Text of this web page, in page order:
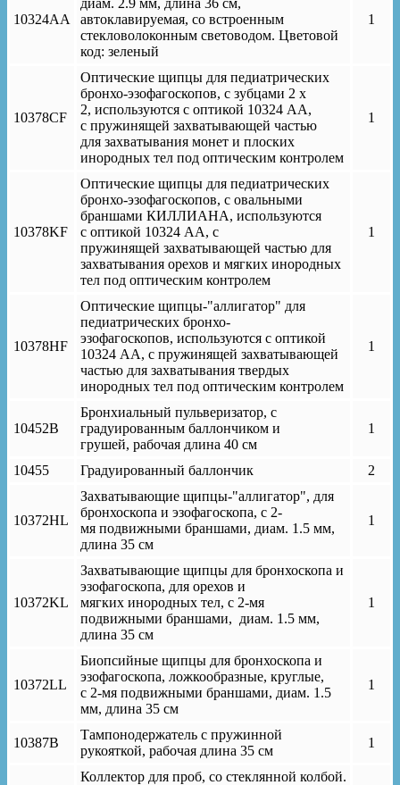
10324AA
автоклавируемая, со встроенным
стекловолоконным световодом. Цветовой
код: зеленый
1
10378CF
Оптические щипцы для педиатрических
бронхо-эзофагоскопов, с зубцами 2 х
2, используются с оптикой 10324 АА,
с пружинящей захватывающей частью
для захватывания монет и плоских
инородных тел под оптическим контролем
1
10378KF
Оптические щипцы для педиатрических
бронхо-эзофагоскопов, с овальными
браншами КИЛЛИАНА, используются
с оптикой 10324 АА, с
пружинящей захватывающей частью для
захватывания орехов и мягких инородных
тел под оптическим контролем
1
10378HF
Оптические щипцы-"аллигатор" для
педиатрических бронхо-
эзофагоскопов, используются с оптикой
10324 АА, с пружинящей захватывающей
частью для захватывания твердых
инородных тел под оптическим контролем
1
10452B
Бронхиальный пульверизатор, с
градуированным баллончиком и
грушей, рабочая длина 40 cм
1
10455 Градуированный баллончик 2
10372HL
Захватывающие щипцы-"аллигатор", для
бронхоскопа и эзофагоскопа, с 2-
мя подвижными браншами, диам. 1.5 мм,
длина 35 см
1
10372KL
Захватывающие щипцы для бронхоскопа и
эзофагоскопа, для орехов и
мягких инородных тел, с 2-мя
подвижными браншами, диам. 1.5 мм,
длина 35 см
1
10372LL
Биопсийные щипцы для бронхоскопа и
эзофагоскопа, ложкообразные, круглые,
с 2-мя подвижными браншами, диам. 1.5
мм, длина 35 см
1
10387B
Тампонодержатель с пружинной
рукояткой, рабочая длина 35 см
1
Коллектор для проб, со стеклянной колбой.